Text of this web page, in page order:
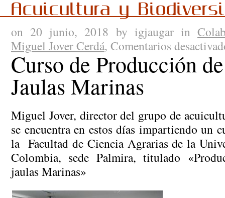
Acuicultura y
on 20 junio, 2018 by igjaugar in
Miguel Jover Cerdá, Comentarios
Curso de Producción
Jaulas Marinas
Miguel Jover, director del grupo de
se encuentra en estos días impartiendo un
la Facultad de Ciencia Agrarias de la
Colombia, sede Palmira, titulado
jaulas Marinas»